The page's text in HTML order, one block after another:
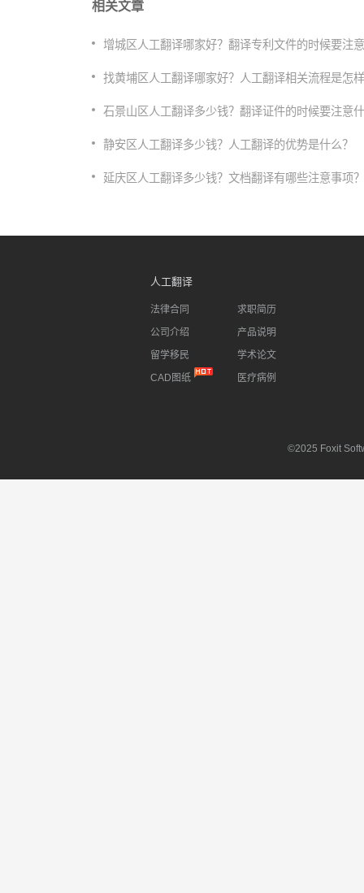
相关文章
增城区人工翻译哪家好？翻译专利文件的时候要注
找黄埔区人工翻译哪家好？人工翻译相关流程是怎
石景山区人工翻译多少钱？翻译证件的时候要注意
静安区人工翻译多少钱？人工翻译的优势是什么？
延庆区人工翻译多少钱？文档翻译有哪些注意事项？
人工翻译
法律合同
公司介绍
留学移民
CAD图纸
求职简历
产品说明
学术论文
医疗病例
©2025 Foxit